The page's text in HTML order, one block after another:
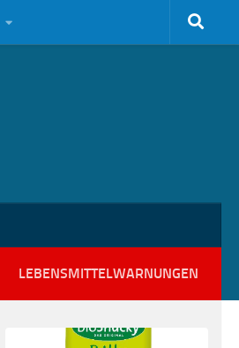
LEBENSMITTELWARNUNGEN